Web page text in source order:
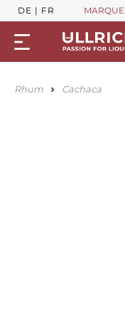
DE FR
Rhum Cachaca